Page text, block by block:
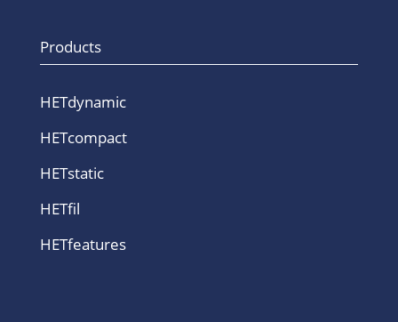
Products
HETdynamic
HETcompact
HETstatic
HETfil
HETfeatures